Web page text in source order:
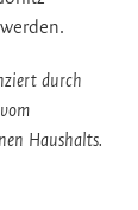
durch
Haushalts.